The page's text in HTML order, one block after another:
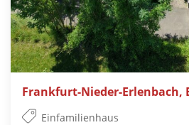
Frankfurt-Nieder-Erlenbach,
Einfamilienhaus